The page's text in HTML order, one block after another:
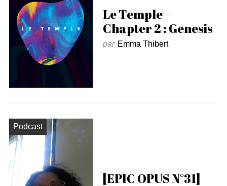
Le Temple –
Chapter 2 : Genesis
par Emma Thibert
Podcast
[EPIC OPUS N°31]